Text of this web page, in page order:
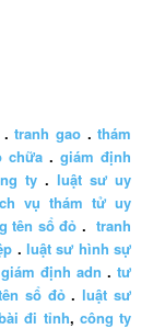
.tranh gao .thám
chữa . giám định
ty. luật sư uy
vụ thám tử uy
tên sổ đỏ .tranh
.luật sư hình sự
giám định adn .tư
sổ đỏ.luật sư
đi tỉnh, công ty